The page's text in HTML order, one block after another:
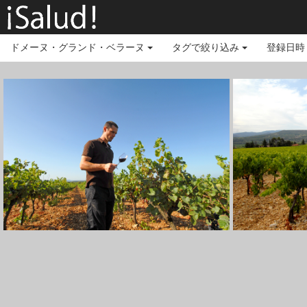
ドメーヌ・グランド・ベラーヌ タグで絞り込み 登録日